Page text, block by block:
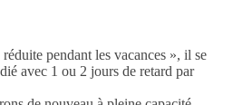
pendant les vacances », il se
avec 1 ou 2 jours de retard par